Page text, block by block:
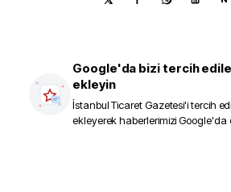
Google'da bizi tercih
ekleyin
İstanbul Ticaret Gazetesi'i tercih
ekleyerek haberlerimizi Google'da